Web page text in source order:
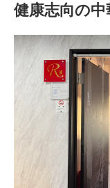
健康志向の